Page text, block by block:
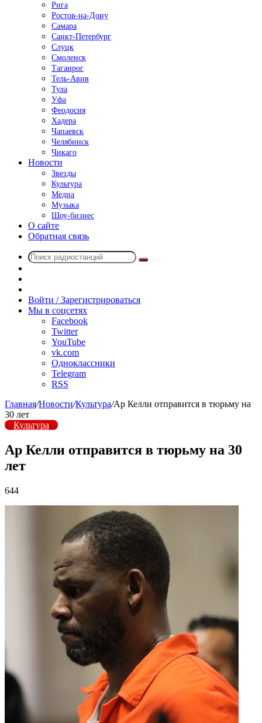
Рига
Ростов-на-Дону
Самара
Санкт-Петербург
Слуцк
Смоленск
Таганрог
Тель-Авив
Тула
Уфа
Феодосия
Хадера
Чапаевск
Челябинск
Чикаго
Новости
Звезды
Культура
Медиа
Музыка
Шоу-бизнес
О сайте
Обратная связь
Поиск
радио
Войти / Зарегистрироваться
Мы в соцсетях
Facebook
Twitter
YouTube
vk.com
Одноклассники
Telegram
RSS
Главная/Новости/Культура/Ар Келли отправится в тюрьму на
30 лет
Культура
Ар Келли отправится в тюрьму на 30
лет
644